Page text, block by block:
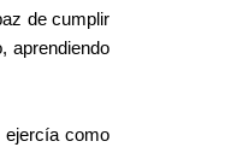
de cumplir
aprendiendo
ejercía como